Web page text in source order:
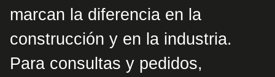
marcan la diferencia en la
construcción y en la industria.
Para consultas y pedidos,